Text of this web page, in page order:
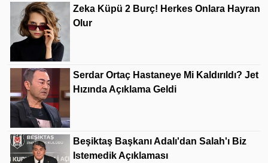
Zeka Küpü 2 Burç! Herkes Onlara Hayran
Olur
Serdar Ortaç Hastaneye Mi Kaldırıldı? Jet
Hızında Açıklama Geldi
Beşiktaş Başkanı Adalı'dan Salah'ı Biz
Istemedik Açıklaması